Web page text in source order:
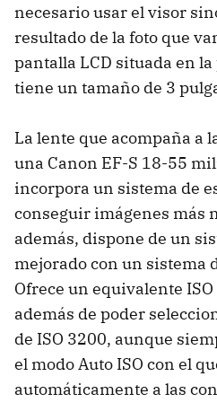
necesario usar el visor
resultado de la foto que
pantalla LCD situada en
tiene un tamaño de 3
La lente que acompaña a
una Canon EF-S 18-55
incorpora un sistema de
conseguir imágenes más
además, dispone de un
mejorado con un sistema
Ofrece un equivalente
además de poder
de ISO 3200, aunque
el modo Auto ISO con el
automáticamente a las